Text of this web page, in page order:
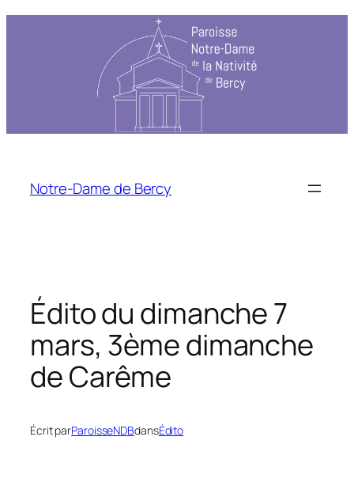
Notre-Dame de Bercy
Édito du dimanche 7
mars, 3ème dimanche
de Carême
Écrit parParoisseNDBdansÉdito